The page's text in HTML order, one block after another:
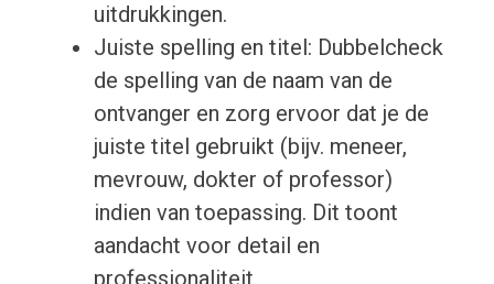
uitdrukkingen.
Juiste spelling en titel: Dubbelcheck
de spelling van de naam van de
ontvanger en zorg ervoor dat je de
juiste titel gebruikt (bijv. meneer,
mevrouw, dokter of professor)
indien van toepassing. Dit toont
aandacht voor detail en
professionaliteit.